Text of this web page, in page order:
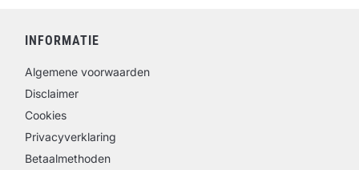
INFORMATIE
Algemene voorwaarden
Disclaimer
Cookies
Privacyverklaring
Betaalmethoden